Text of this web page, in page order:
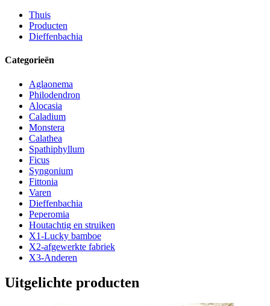
Thuis
Producten
Dieffenbachia
Categorieën
Aglaonema
Philodendron
Alocasia
Caladium
Monstera
Calathea
Spathiphyllum
Ficus
Syngonium
Fittonia
Varen
Dieffenbachia
Peperomia
Houtachtig en struiken
X1-Lucky bamboe
X2-afgewerkte fabriek
X3-Anderen
Uitgelichte producten